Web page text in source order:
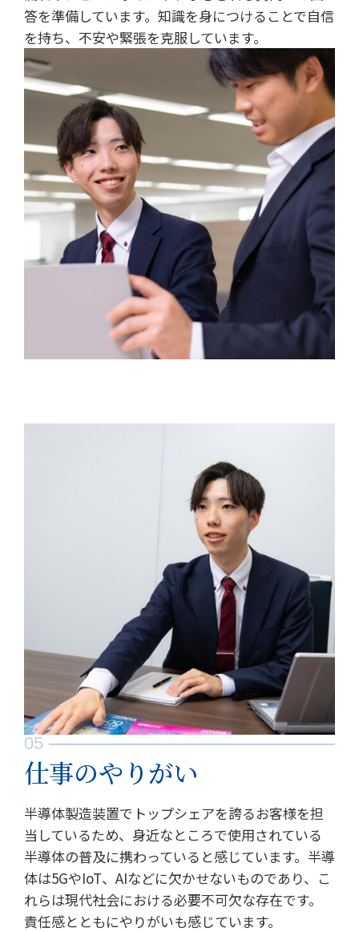
答を準備しています。知識を身につけることで自信
を持ち、不安や緊張を克服しています。
仕事のやりがい
半導体製造装置でトップシェアを誇るお客様を担
当しているため、身近なところで使用されている
半導体の普及に携わっていると感じています。半導
体は5GやIoT、AIなどに欠かせないものであり、こ
れらは現代社会における必要不可欠な存在です。
責任感とともにやりがいも感じています。